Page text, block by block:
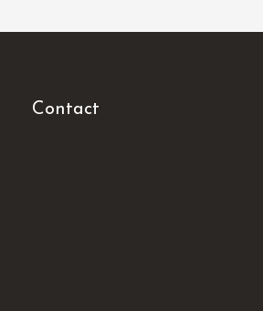
Contact